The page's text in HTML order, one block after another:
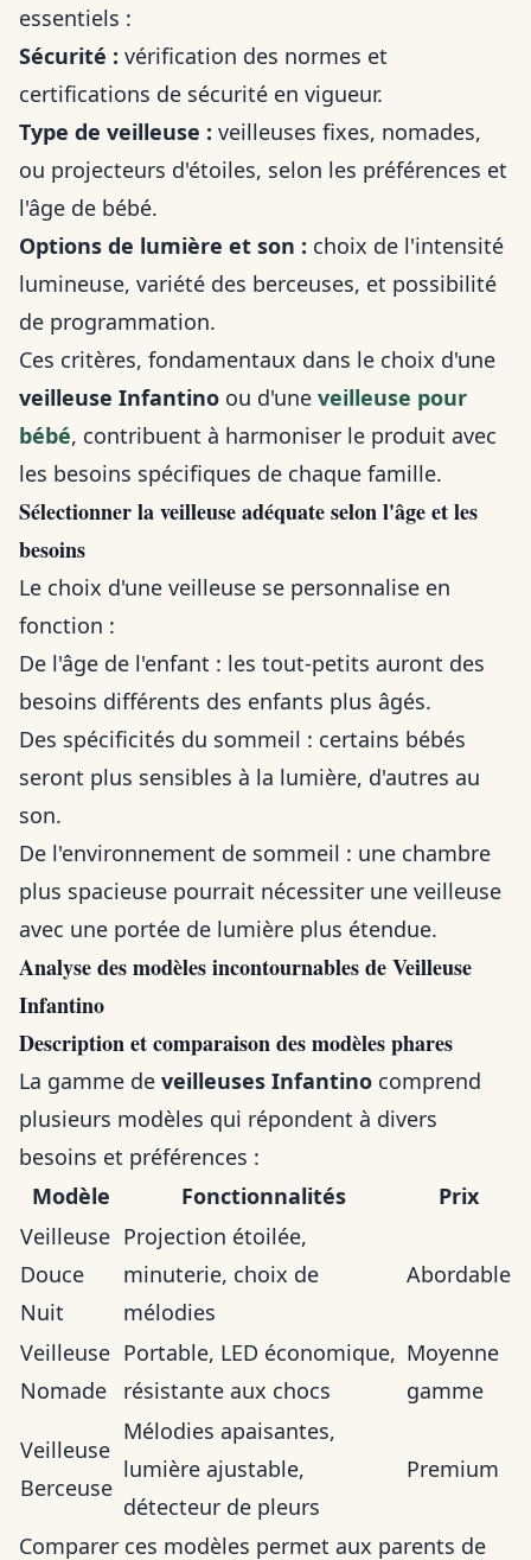
essentiels :
Sécurité : vérification des normes et
certifications de sécurité en vigueur.
Type de veilleuse : veilleuses fixes, nomades,
ou projecteurs d'étoiles, selon les préférences et
l'âge de bébé.
Options de lumière et son : choix de l'intensité
lumineuse, variété des berceuses, et possibilité
de programmation.
Ces critères, fondamentaux dans le choix d'une
veilleuse Infantino ou d'une veilleuse pour
bébé, contribuent à harmoniser le produit avec
les besoins spécifiques de chaque famille.
Sélectionner la veilleuse adéquate selon l'âge et les
besoins
Le choix d'une veilleuse se personnalise en
fonction :
De l'âge de l'enfant : les tout-petits auront des
besoins différents des enfants plus âgés.
Des spécificités du sommeil : certains bébés
seront plus sensibles à la lumière, d'autres au
son.
De l'environnement de sommeil : une chambre
plus spacieuse pourrait nécessiter une veilleuse
avec une portée de lumière plus étendue.
Analyse des modèles incontournables de Veilleuse
Infantino
Description et comparaison des modèles phares
La gamme de veilleuses Infantino comprend
plusieurs modèles qui répondent à divers
besoins et préférences :
Modèle
Fonctionnalités
Prix
Veilleuse
Douce
Nuit
Projection étoilée,
minuterie, choix de
mélodies
Abordable
Veilleuse
Nomade
Portable, LED économique,
résistante aux chocs
Moyenne
gamme
Veilleuse
Berceuse
Mélodies apaisantes,
lumière ajustable,
détecteur de pleurs
Premium
Comparer ces modèles permet aux parents de